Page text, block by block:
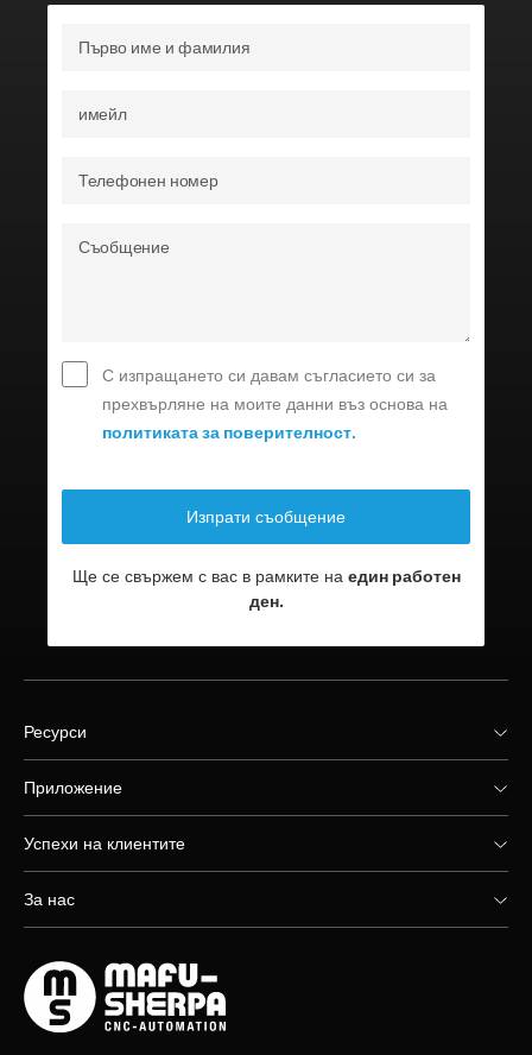
С изпращането си давам съгласието си за
прехвърляне на моите данни въз основа на
политиката за поверителност.
Ще се свържем с вас в рамките на един работен
ден.
Ресурси
Приложение
Успехи на клиентите
За нас